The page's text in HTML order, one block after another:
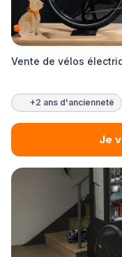
Vente de vélos
+2 ans d'ancienneté
Je